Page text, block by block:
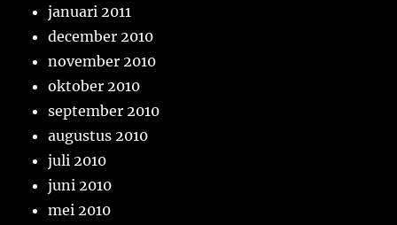
januari 2011
december 2010
november 2010
oktober 2010
september 2010
augustus 2010
juli 2010
juni 2010
mei 2010